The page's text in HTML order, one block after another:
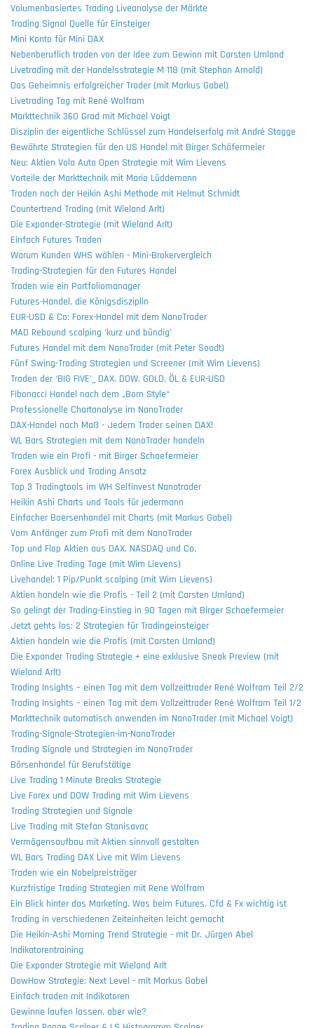
Volumenbasiertes Trading Liveanalyse der Märkte
Trading Signal Quelle für Einsteiger
Mini Konto für Mini DAX
Nebenberuflich traden von der Idee zum Gewinn mit Carsten Umland
Livetrading mit der Handelsstrategie M 118 (mit Stephan Arnold)
Das Geheimnis erfolgreicher Trader (mit Markus Gabel)
Livetrading Tag mit René Wolfram
Markttechnik 360 Grad mit Michael Voigt
Disziplin der eigentliche Schlüssel zum Handelserfolg mit André Stagge
Bewährte Strategien für den US Handel mit Birger Schäfermeier
Neu: Aktien Vola Auto Open Strategie mit Wim Lievens
Vorteile der Markttechnik mit Mario Lüddemann
Traden nach der Heikin Ashi Methode mit Helmut Schmidt
Countertrend Trading (mit Wieland Arlt)
Die Expander-Strategie (mit Wieland Arlt)
Einfach Futures Traden
Warum Kunden WHS wählen - Mini-Brokervergleich
Trading-Strategien für den Futures Handel
Traden wie ein Portfoliomanager
Futures-Handel, die Königsdisziplin
EUR-USD & Co: Forex-Handel mit dem NanoTrader
MAD Rebound scalping ‘kurz und bündig’
Futures Handel mit dem NanoTrader (mit Peter Soodt)
Fünf Swing-Trading Strategien und Screener (mit Wim Lievens)
Traden der ‘BIG FIVE’_ DAX, DOW, GOLD, ÖL & EUR-USD
Fibonacci Handel nach dem „Born Style“
Professionelle Chartanalyse im NanoTrader
DAX-Handel nach Maß - Jedem Trader seinen DAX!
WL Bars Strategien mit dem NanoTrader handeln
Traden wie ein Profi - mit Birger Schaefermeier
Forex Ausblick und Trading Ansatz
Top 3 Tradingtools im WH Selfinvest Nanotrader
Heikin Ashi Charts und Tools für jedermann
Einfacher Boersenhandel mit Charts (mit Markus Gabel)
Vom Anfänger zum Profi mit dem NanoTrader
Top und Flop Aktien aus DAX, NASDAQ und Co.
Online Live Trading Tage (mit Wim Lievens)
Livehandel: 1 Pip/Punkt scalping (mit Wim Lievens)
Aktien handeln wie die Profis - Teil 2 (mit Carsten Umland)
So gelingt der Trading-Einstieg in 90 Tagen mit Birger Schaefermeier
Jetzt gehts los: 2 Strategien für Tradingeinsteiger
Aktien handeln wie die Profis (mit Carsten Umland)
Die Expander Trading Strategie + eine exklusive Sneak Preview (mit
Wieland Arlt)
Trading Insights – einen Tag mit dem Vollzeittrader René Wolfram Teil 2/2
Trading Insights – einen Tag mit dem Vollzeittrader René Wolfram Teil 1/2
Markttechnik automatisch anwenden im NanoTrader (mit Michael Voigt)
Trading-Signale-Strategien-im-NanoTrader
Trading Signale und Strategien im NanoTrader
Börsenhandel für Berufstätige
Live Trading 1 Minute Breaks Strategie
Live Forex und DOW Trading mit Wim Lievens
Trading Strategien und Signale
Live Trading mit Stefan Stanisavac
Vermögensaufbau mit Aktien sinnvoll gestalten
WL Bars Trading DAX Live mit Wim Lievens
Traden wie ein Nobelpreisträger
Kurzfristige Trading Strategien mit Rene Wolfram
Ein Blick hinter das Marketing. Was beim Futures, Cfd & Fx wichtig ist
Trading in verschiedenen Zeiteinheiten leicht gemacht
Die Heikin-Ashi Morning Trend Strategie - mit Dr. Jürgen Abel
Indikatorentraining
Die Expander Strategie mit Wieland Arlt
DowHow Strategie: Next Level - mit Markus Gabel
Einfach traden mit Indikatoren
Gewinne laufen lassen, aber wie?